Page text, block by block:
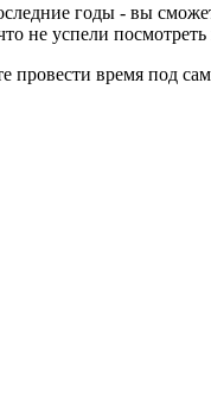
годы - вы
не успели
провести время под